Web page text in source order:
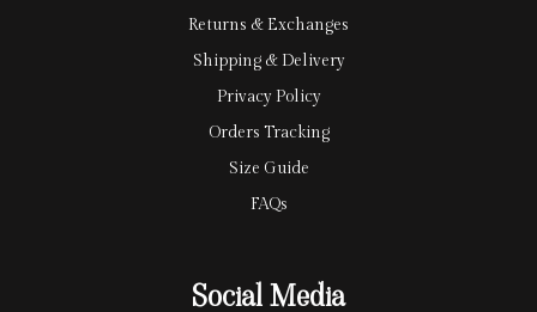
Returns & Exchanges
Shipping & Delivery
Privacy Policy
Orders Tracking
Size Guide
FAQs
Social Media